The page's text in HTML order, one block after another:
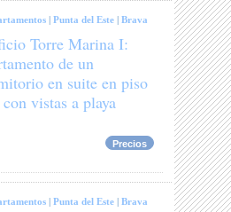
|Punta del Este |Brava
Torre Marina I:
de un
en suite en piso
vistas a playa
Precios
|Punta del Este |Brava